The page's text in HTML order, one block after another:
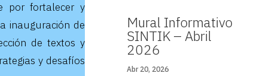
por fortalecer y
inauguración de
de textos y
y desafíos
Mural Informativo
SINTIK – Abril
2026
Abr 20, 2026